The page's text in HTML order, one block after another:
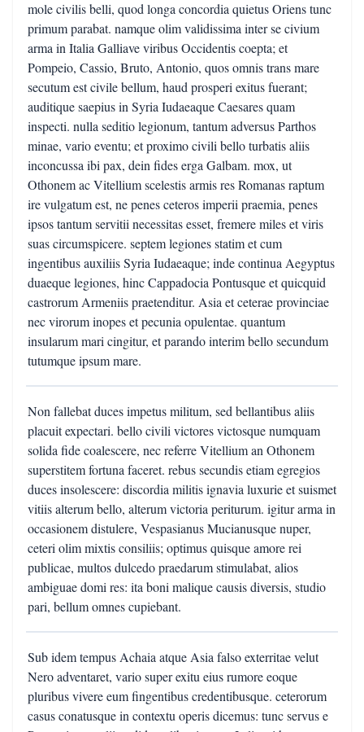
mole civilis belli, quod longa concordia quietus Oriens tunc
primum parabat. namque olim validissima inter se civium
arma in Italia Galliave viribus Occidentis coepta; et
Pompeio, Cassio, Bruto, Antonio, quos omnis trans mare
secutum est civile bellum, haud prosperi exitus fuerant;
auditique saepius in Syria Iudaeaque Caesares quam
inspecti. nulla seditio legionum, tantum adversus Parthos
minae, vario eventu; et proximo civili bello turbatis aliis
inconcussa ibi pax, dein fides erga Galbam. mox, ut
Othonem ac Vitellium scelestis armis res Romanas raptum
ire vulgatum est, ne penes ceteros imperii praemia, penes
ipsos tantum servitii necessitas esset, fremere miles et viris
suas circumspicere. septem legiones statim et cum
ingentibus auxiliis Syria Iudaeaque; inde continua Aegyptus
duaeque legiones, hinc Cappadocia Pontusque et quicquid
castrorum Armeniis praetenditur. Asia et ceterae provinciae
nec virorum inopes et pecunia opulentae. quantum
insularum mari cingitur, et parando interim bello secundum
tutumque ipsum mare.
Non fallebat duces impetus militum, sed bellantibus aliis
placuit expectari. bello civili victores victosque numquam
solida fide coalescere, nec referre Vitellium an Othonem
superstitem fortuna faceret. rebus secundis etiam egregios
duces insolescere: discordia militis ignavia luxurie et suismet
vitiis alterum bello, alterum victoria periturum. igitur arma in
occasionem distulere, Vespasianus Mucianusque nuper,
ceteri olim mixtis consiliis; optimus quisque amore rei
publicae, multos dulcedo praedarum stimulabat, alios
ambiguae domi res: ita boni malique causis diversis, studio
pari, bellum omnes cupiebant.
Sub idem tempus Achaia atque Asia falso exterritae velut
Nero adventaret, vario super exitu eius rumore eoque
pluribus vivere eum fingentibus credentibusque. ceterorum
casus conatusque in contextu operis dicemus: tunc servus e